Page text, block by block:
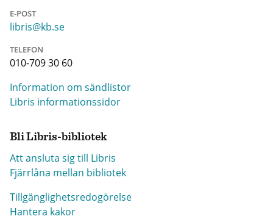
E-POST
libris@kb.se
TELEFON
010-709 30 60
Information om sändlistor
Libris informationssidor
Bli Libris-bibliotek
Att ansluta sig till Libris
Fjärrlåna mellan bibliotek
Tillgänglighetsredogörelse
Hantera kakor